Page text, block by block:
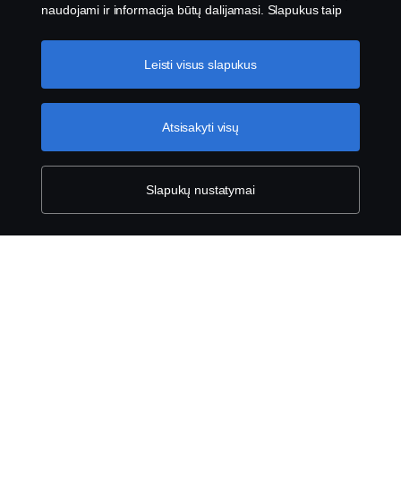
Scania in Your Region: LIETUVA
naudojami ir informacija būtų dalijamasi. Slapukus taip
pasirinkę norimas priimti kategorijas. Norėdami sužinoti
daugiau, kaip naudojame slapukus, apsilankykite mūsų
Slapukų nustatymai
Atsisakyti visų
Leisti visus slapukus